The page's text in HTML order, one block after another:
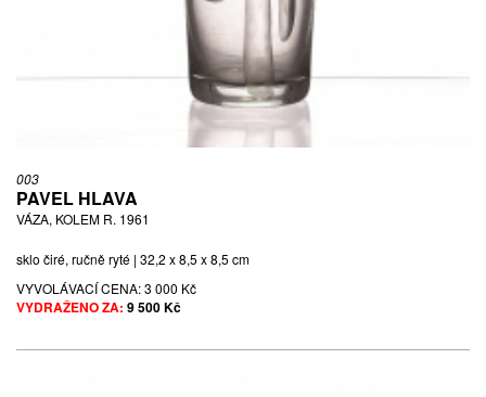
003
PAVEL HLAVA
VÁZA, KOLEM R. 1961
sklo čiré, ručně ryté | 32,2 x 8,5 x 8,5 cm
VYVOLÁVACÍ CENA:3 000 Kč
VYDRAŽENO ZA: 9 500 Kč